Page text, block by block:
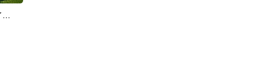
第一串烤肉后，我嫁给了顶流